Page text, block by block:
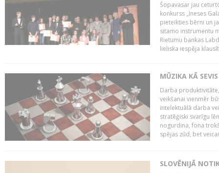
Šopavasar jau
konkurss „Ineses
pieteikties bērni un
sitamo instrumentu
Rietumu bankas
lieliska iespēja
MŪZIKA KĀ
Darba
veikšanai vienmēr
intelektuālā darba
stratēģiski svarīgu
nogurdina, fona
spējas zūd, bet
SLOVĒNIJĀ